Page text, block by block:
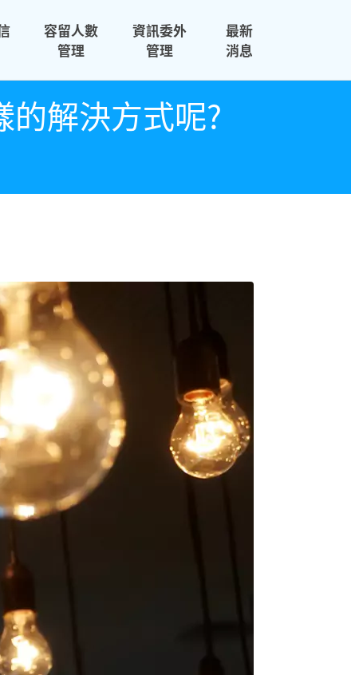
容留人數
管理
資訊委外
管理
最新
消息
解決方式呢?